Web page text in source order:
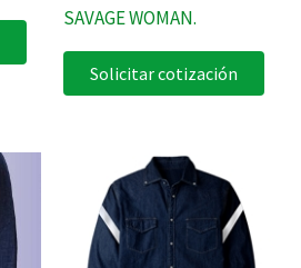
SAVAGE WOMAN.
Solicitar cotización